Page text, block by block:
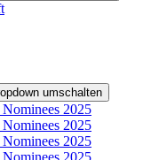
umschalten
2025
2025
2025